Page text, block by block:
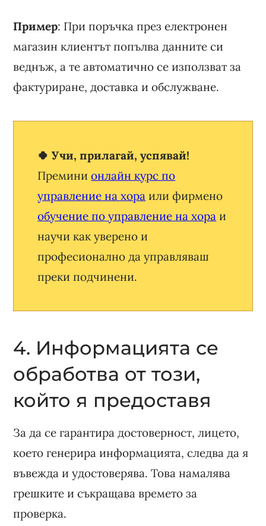
Пример: При поръчка през електронен
магазин клиентът попълва данните си
веднъж, а те автоматично се използват за
фактуриране, доставка и обслужване.
🍀 Учи, прилагай, успявай!
Преминионлайн курс по
управление на хора или фирмено
обучение по управление на хора и
научи как уверено и
професионално да управляваш
преки подчинени.
4. Информацията се
обработва от този,
който я предоставя
За да се гарантира достоверност, лицето,
което генерира информацията, следва да я
въвежда и удостоверява. Това намалява
грешките и съкращава времето за
проверка.